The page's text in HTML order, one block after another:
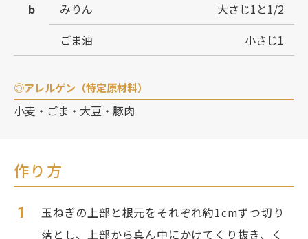
b
みりん
大さじ1と1/2
ごま油
小さじ1
◎アレルゲン（特定原材料）
小麦・ごま・大豆・豚肉
作り方
1
玉ねぎの上部と根元をそれぞれ約1cmずつ切り
落とし、上部から真ん中にかけてくり抜き、く